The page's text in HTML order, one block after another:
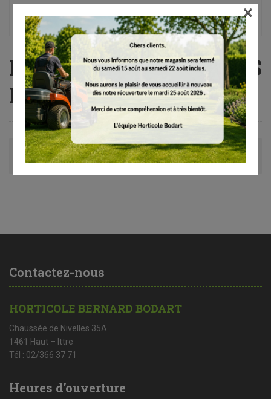
MS 261 C-BM, 40 cm, RS
Pro, .325″
Avis (0)
Contactez-nous
HORTICOLE BERNARD BODART
Chaussée de Nivelles 35A
1461 Haut – Ittre
Tél : 02/366 37 71
Heures d’ouverture
×